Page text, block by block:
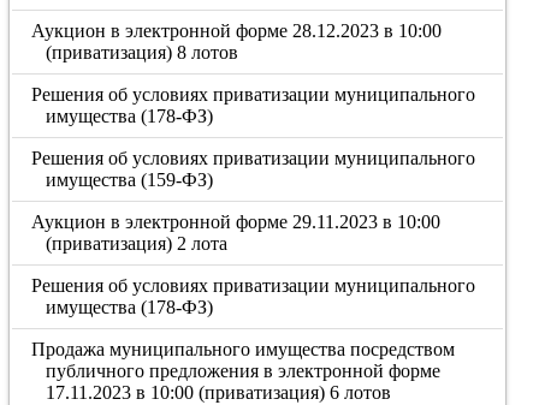
Аукцион в электронной форме 28.12.2023 в 10:00
(приватизация) 8 лотов
Решения об условиях приватизации муниципального
имущества (178-ФЗ)
Решения об условиях приватизации муниципального
имущества (159-ФЗ)
Аукцион в электронной форме 29.11.2023 в 10:00
(приватизация) 2 лота
Решения об условиях приватизации муниципального
имущества (178-ФЗ)
Продажа муниципального имущества посредством
публичного предложения в электронной форме
17.11.2023 в 10:00 (приватизация) 6 лотов